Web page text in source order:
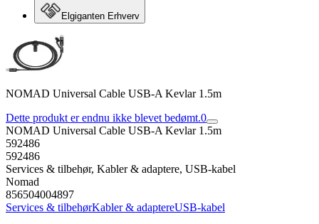
Elgiganten Erhverv
NOMAD Universal Cable USB-A Kevlar 1.5m
Dette produkt er endnu ikke blevet bedømt.0
NOMAD Universal Cable USB-A Kevlar 1.5m
592486
592486
Services & tilbehør, Kabler & adaptere, USB-kabel
Nomad
856504004897
Services & tilbehørKabler & adaptereUSB-kabel